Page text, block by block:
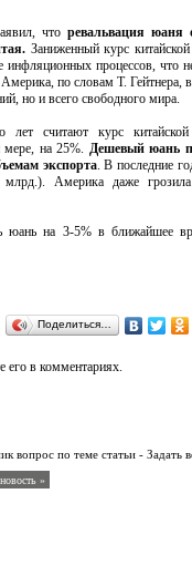
что ревальвация юаня
Заниженный курс
инфляционных процессов, что
по словам Т. Гейтнера,
но и всего свободного мира.
считают курс
мере, на 25%. Дешевый юань
экспорта. В последние
Америка даже
юань на 3-5% в ближайшее
Поделиться…
его в комментариях.
вопрос по теме статьи - Задать
»